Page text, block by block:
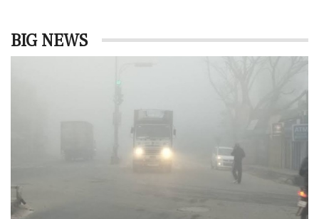
BIG NEWS